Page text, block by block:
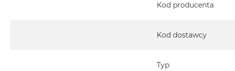
Kod producenta
Kod dostawcy
Typ